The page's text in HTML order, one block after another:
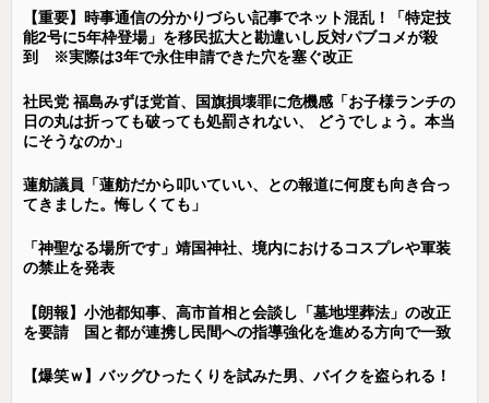
【重要】時事通信の分かりづらい記事でネット混乱！「特定技
能2号に5年枠登場」を移民拡大と勘違いし反対パブコメが殺
到 ※実際は3年で永住申請できた穴を塞ぐ改正
社民党 福島みずほ党首、国旗損壊罪に危機感「お子様ランチの
日の丸は折っても破っても処罰されない、 どうでしょう。本当
にそうなのか」
蓮舫議員「蓮舫だから叩いていい、との報道に何度も向き合っ
てきました。悔しくても」
「神聖なる場所です」靖国神社、境内におけるコスプレや軍装
の禁止を発表
【朗報】小池都知事、高市首相と会談し「墓地埋葬法」の改正
を要請 国と都が連携し民間への指導強化を進める方向で一致
【爆笑ｗ】バッグひったくりを試みた男、バイクを盗られる！